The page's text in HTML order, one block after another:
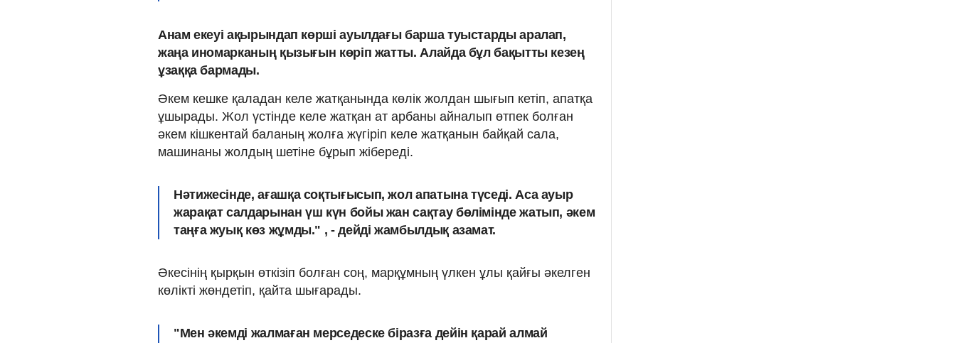
Анам екеуі ақырындап көрші ауылдағы барша туыстарды аралап,
жаңа иномарканың қызығын көріп жатты. Алайда бұл бақытты кезең
ұзаққа бармады.
Әкем кешке қаладан келе жатқанында көлік жолдан шығып кетіп, апатқа
ұшырады. Жол үстінде келе жатқан ат арбаны айналып өтпек болған
әкем кішкентай баланың жолға жүгіріп келе жатқанын байқай сала,
машинаны жолдың шетіне бұрып жібереді.
Нәтижесінде, ағашқа соқтығысып, жол апатына түседі. Аса ауыр
жарақат салдарынан үш күн бойы жан сақтау бөлімінде жатып, әкем
таңға жуық көз жұмды." , - дейді жамбылдық азамат.
Әкесінің қырқын өткізіп болған соң, марқұмның үлкен ұлы қайғы әкелген
көлікті жөндетіп, қайта шығарады.
"Мен әкемді жалмаған мерседеске біразға дейін қарай алмай